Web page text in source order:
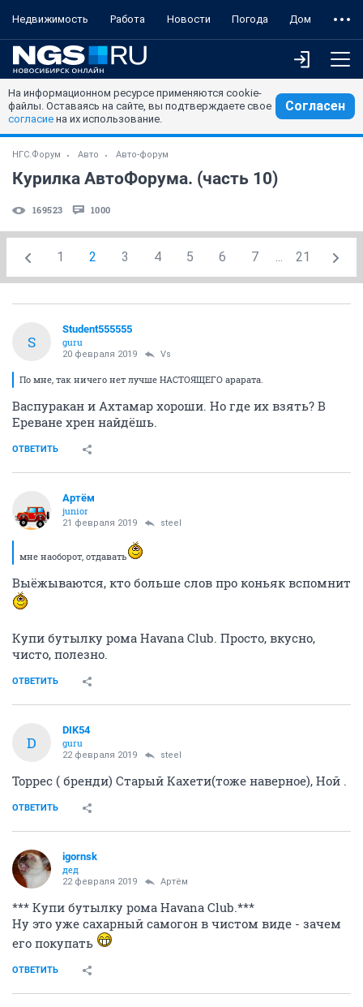
Недвижимость Работа Новости Погода Дом
На информационном ресурсе применяются cookie-
файлы. Оставаясь на сайте, вы подтверждаете свое
согласие на их использование.
Согласен
НГС.Форум Авто Авто-форум
Курилка АвтоФорума. (часть 10)
169523 1000
1 2 3 4 5 6 7 ... 21
S
Student555555
guru
20 февраля 2019 Vs
По мне, так ничего нет лучше НАСТОЯЩЕГО арарата.
Васпуракан и Ахтамар хороши. Но где их взять? В
Ереване хрен найдёшь.
ОТВЕТИТЬ
Артём
juniоr
21 февраля 2019 steel
мне наоборот, отдавать
Выёжываются, кто больше слов про коньяк вспомнит
Купи бутылку рома Havana Club. Просто, вкусно,
чисто, полезно.
ОТВЕТИТЬ
D
DIK54
guru
22 февраля 2019 steel
Торрес ( бренди) Старый Кахети(тоже наверное), Ной .
ОТВЕТИТЬ
igornsk
дед
22 февраля 2019 Артём
*** Купи бутылку рома Havana Club.***
Ну это уже сахарный самогон в чистом виде - зачем
его покупать
ОТВЕТИТЬ